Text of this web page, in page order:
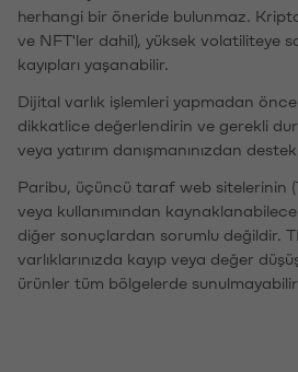
herhangi bir öneride bulunmaz.
ve NFT'ler dahil), yüksek volatiliteye
kayıpları yaşanabilir.
Dijital varlık işlemleri yapmadan
dikkatlice değerlendirin ve gerekli
veya yatırım danışmanınızdan destek
Paribu, üçüncü taraf web sitelerinin
veya kullanımından
diğer sonuçlardan sorumlu değildir.
varlıklarınızda kayıp veya değer
ürünler tüm bölgelerde sunulmayabilir.